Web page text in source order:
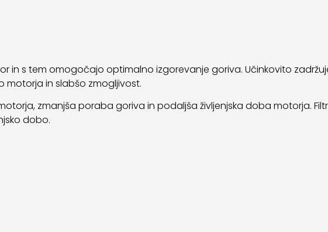
in s tem omogočajo optimalno izgorevanje goriva. Učinkovito
motorja in slabšo zmogljivost.
zmanjša poraba goriva in podaljša življenjska doba motorja.
dobo.